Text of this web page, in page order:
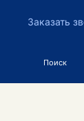
Заказать
Поиск